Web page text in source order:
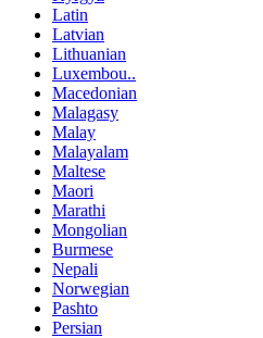
Latin
Latvian
Lithuanian
Luxembou..
Macedonian
Malagasy
Malay
Malayalam
Maltese
Maori
Marathi
Mongolian
Burmese
Nepali
Norwegian
Pashto
Persian